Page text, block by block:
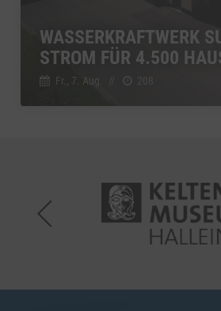
WASSERKRAFTWERK
STROM FÜR 4.500
Fr., 7. Aug.